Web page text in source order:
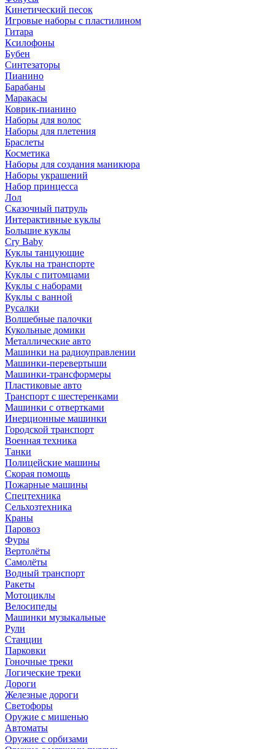
Кинетический песок
Игровые наборы с пластилином
Гитара
Ксилофоны
Бубен
Синтезаторы
Пианино
Барабаны
Маракасы
Коврик-пианино
Наборы для волос
Наборы для плетения
Браслеты
Косметика
Наборы для создания маникюра
Наборы украшений
Набор принцесса
Лол
Сказочный патруль
Интерактивные куклы
Большие куклы
Cry Baby
Куклы танцующие
Куклы на транспорте
Куклы с питомцами
Куклы с наборами
Куклы с ванной
Русалки
Волшебные палочки
Кукольные домики
Металлические авто
Машинки на радиоуправлении
Машинки-перевертыши
Машинки-трансформеры
Пластиковые авто
Транспорт с шестеренками
Машинки с отвертками
Инерционные машинки
Городской транспорт
Военная техника
Танки
Полицейские машины
Скорая помощь
Пожарные машины
Спецтехника
Сельхозтехника
Краны
Паровоз
Фуры
Вертолёты
Самолёты
Водный транспорт
Ракеты
Мотоциклы
Велосипеды
Машинки музыкальные
Рули
Станции
Парковки
Гоночные треки
Логические треки
Дороги
Железные дороги
Светофоры
Оружие с мишенью
Автоматы
Оружие с орбизами